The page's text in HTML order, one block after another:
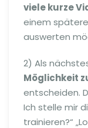
viele kurze
einem
auswerten
2) Als
Möglichkeit
entscheiden.
Ich stelle mir
trainieren?“